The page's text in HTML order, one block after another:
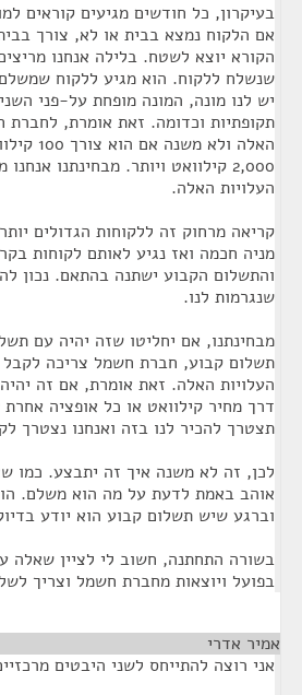
בעיקרון, כל חודשים מגיעים קוראים
אם הלקוח נמצא בבית או לא, צורך
הקורא יוצא לשטח. בלילה אנחנו
שנשלח ללקוח. הוא מגיע ללקוח
יש לנו מונה, המונה מופחת על-פני
תקופתיות וכדומה. זאת אומרת, לחברת
האלה ולא
2,000 קילוואט ויותר. מבחינתנו
העלויות האלה.
מניה חכמה ואז נגיע לאותם לקוחות
והתשלום הקבוע ישתנה בהתאם. נכון
שנגרמות לנו.
מבחינתנו, אם יחליטו שזה יהיה עם
תשלום קבוע, חברת חשמל צריכה לקבל
העלויות האלה. זאת אומרת, אם זה
דרך מחיר קילוואט או כל אופציה
תצטרך להכיר לנו בזה ואנחנו נצטרך
לכן, זה לא משנה איך זה יתבצע. כמו
אוהב באמת לדעת על מה הוא משלם.
וברגע שיש תשלום קבוע הוא יודע
בשורה התחתנה, חשוב לי לציין שאלה
בפועל ויוצאות מחברת חשמל וצריך
אמיר אדרי
אני רוצה להתייחס לשני היבטים